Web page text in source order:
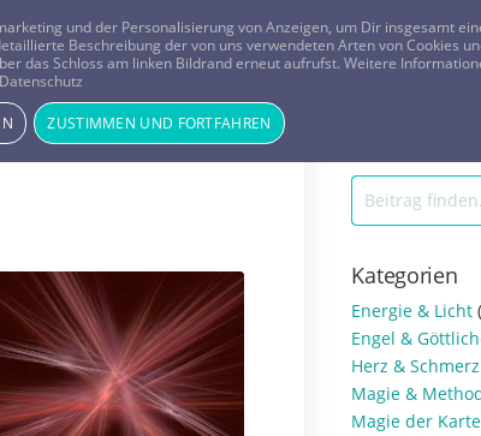
FRAGEN? KOSTENLOS
Horoskope Tageskarte Magazin ANMELDEN
Kategorien
Energie & Licht
Engel &
Herz & Schmerz
Magie &
Magie der
und der Personalisierung von Anzeigen, um Dir insgesamt
Beschreibung der von uns verwendeten Arten von Cookies
das Schloss am linken Bildrand erneut aufrufst. Weitere
ZUSTIMMEN UND FORTFAHREN